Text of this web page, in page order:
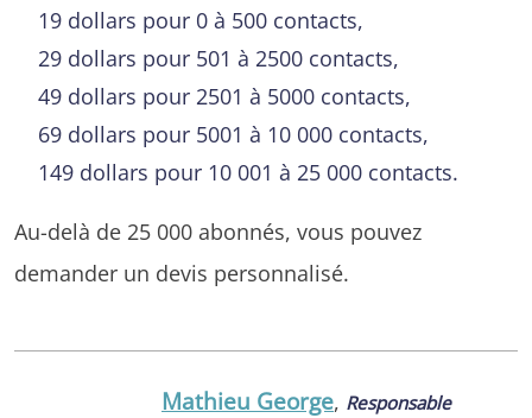
19 dollars pour 0 à 500 contacts,
29 dollars pour 501 à 2500 contacts,
49 dollars pour 2501 à 5000 contacts,
69 dollars pour 5001 à 10 000 contacts,
149 dollars pour 10 001 à 25 000 contacts.
Au-delà de 25 000 abonnés, vous pouvez
demander un devis personnalisé.
Mathieu George, Responsable